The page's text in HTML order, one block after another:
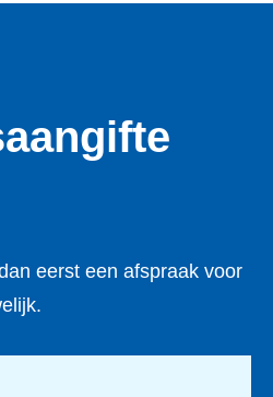
eerst een afspraak voor